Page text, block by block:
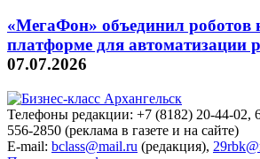
«МегаФон» объединил роботов
платформе для автоматизации
07.07.2026
Телефоны редакции: +7 (8182) 20-44-02,
556-2850 (реклама в газете и на сайте)
E-mail: bclass@mail.ru (редакция),